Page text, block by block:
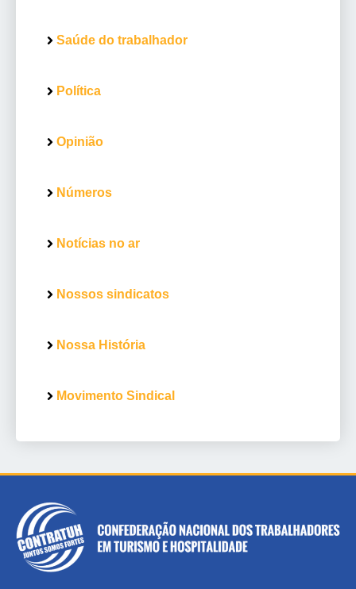
Saúde do trabalhador
Política
Opinião
Números
Notícias no ar
Nossos sindicatos
Nossa História
Movimento Sindical